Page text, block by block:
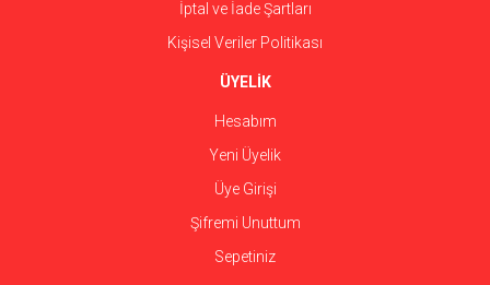
İptal ve İade Şartları
Kişisel Veriler Politikası
ÜYELİK
Hesabım
Yeni Üyelik
Üye Girişi
Şifremi Unuttum
Sepetiniz